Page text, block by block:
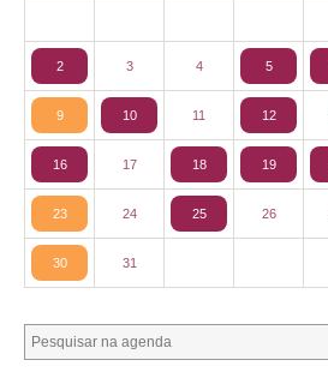
2 3 4 5
9 10 11 12
16 17 18 19
23 24 25 26
30 31